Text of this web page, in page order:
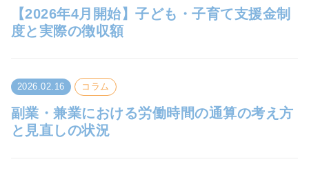
【2026年4月開始】子ども・子育て支援金制
度と実際の徴収額
2026.02.16 コラム
副業・兼業における労働時間の通算の考え方
と見直しの状況